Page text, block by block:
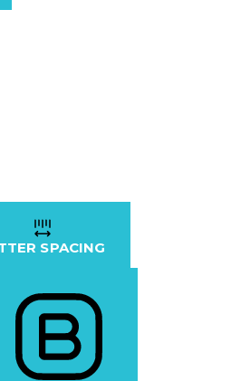
SPACING